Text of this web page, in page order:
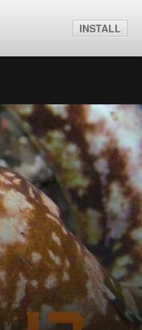
INSTALL